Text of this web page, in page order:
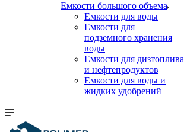
Емкости большого объема
Емкости для воды
Емкости для
подземного хранения
воды
Емкости для дизтоплива
и нефтепродуктов
Емкости для воды и
жидких удобрений